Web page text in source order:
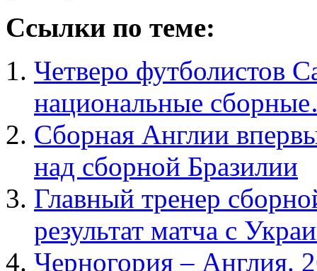
Ссылки по теме:
Четверо футболистов
национальные
Сборная Англии
над сборной Бразилии
Главный тренер
результат матча с
Черногория – Англия.